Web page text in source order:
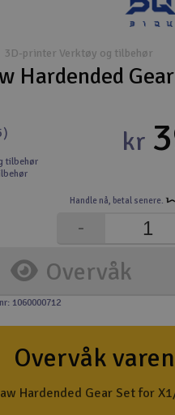
FPV
LEGO & byggesett
tilbehør
3D-printer Verktøy og tilbehør
Hardended
tilbehør
Handle nå, betal senere.
kr
Overvåk
-
1060000712
Overvåk varen
Hardended Gear Set for